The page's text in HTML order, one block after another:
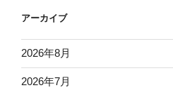
アーカイブ
2026年8月
2026年7月